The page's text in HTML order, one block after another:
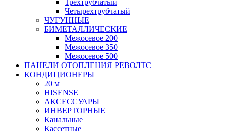
Трехтрубчатый
Четырехтрубчатый
ЧУГУННЫЕ
БИМЕТАЛЛИЧЕСКИЕ
Межосевое 200
Межосевое 350
Межосевое 500
ПАНЕЛИ ОТОПЛЕНИЯ РЕВОЛТС
КОНДИЦИОНЕРЫ
20 м
HISENSE
АКСЕССУАРЫ
ИНВЕРТОРНЫЕ
Канальные
Кассетные